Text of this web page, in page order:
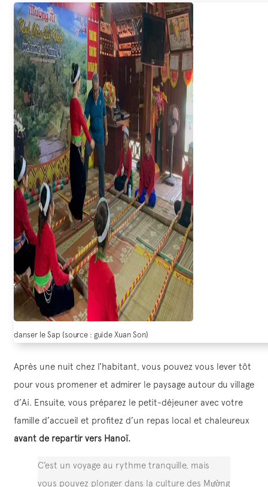
danser le Sap (source : guide Xuan Son)
Après une nuit chez l’habitant, vous pouvez vous lever tôt
pour vous promener et admirer le paysage autour du village
d’Ai. Ensuite, vous préparez le petit-déjeuner avec votre
famille d’accueil et profitez d’un repas local et chaleureux
avant de repartir vers Hanoï.
C’est un voyage au rythme tranquille, mais
vous pouvez plonger dans la culture des Mường